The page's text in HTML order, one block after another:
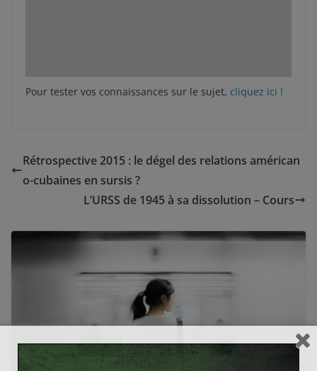
Pour tester vos connaissances sur le sujet, cliquez ici !
Rétrospective 2015 : le dégel des relations américan
o-cubaines en sursis ?
L’URSS de 1945 à sa dissolution – Cours